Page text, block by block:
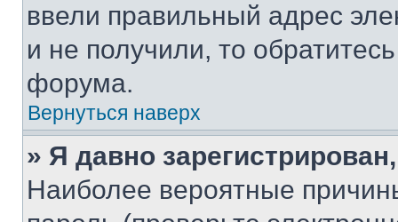
ввели правильный адрес
и не получили, то
форума.
Вернуться наверх
» Я давно
Наиболее вероятные